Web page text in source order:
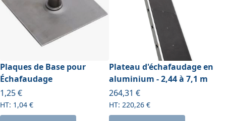
Plaques de Base pour
Échafaudage
À partir de
1,25 €
1,04 €
Plateau d'échafaudage en
aluminium - 2,44 à 7,1 m
À partir de
264,31 €
220,26 €